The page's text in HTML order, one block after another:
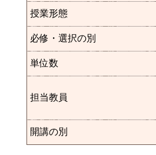
授業形態
必修・選択の別
単位数
担当教員
開講の別